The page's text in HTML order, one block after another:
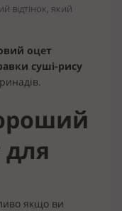
відтінок, який
оцет
суші-рису
якщо ви